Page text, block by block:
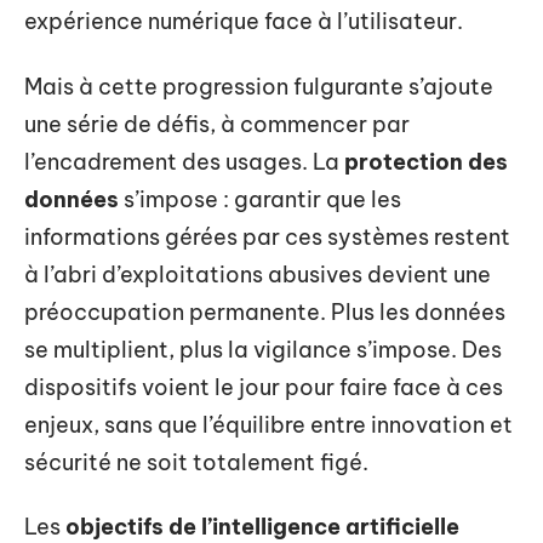
expérience numérique face à l’utilisateur.
Mais à cette progression fulgurante s’ajoute
une série de défis, à commencer par
l’encadrement des usages. La protection des
données s’impose : garantir que les
informations gérées par ces systèmes restent
à l’abri d’exploitations abusives devient une
préoccupation permanente. Plus les données
se multiplient, plus la vigilance s’impose. Des
dispositifs voient le jour pour faire face à ces
enjeux, sans que l’équilibre entre innovation et
sécurité ne soit totalement figé.
Les objectifs de l’intelligence artificielle